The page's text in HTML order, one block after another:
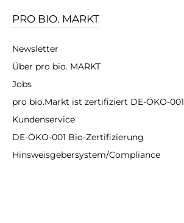
PRO BIO. MARKT
Newsletter
Über pro bio. MARKT
Jobs
pro bio.Markt ist zertifiziert DE-ÖKO-001
Kundenservice
DE-ÖKO-001 Bio-Zertifizierung
Hinsweisgebersystem/Compliance